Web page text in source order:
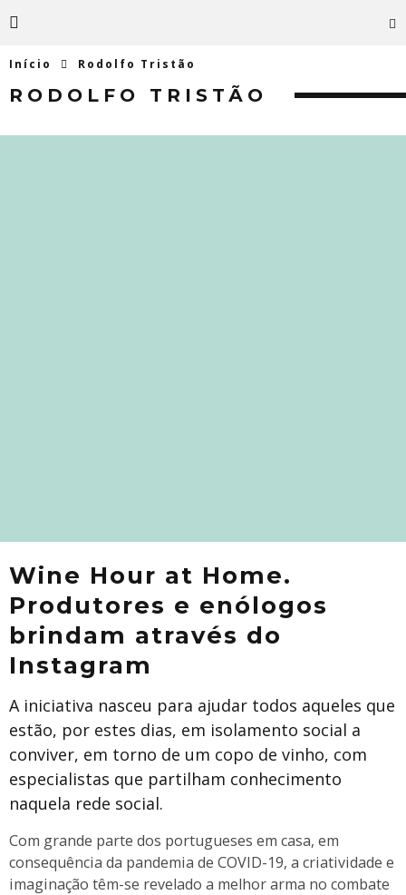
Início Rodolfo Tristão
RODOLFO TRISTÃO
Wine Hour at Home.
Produtores e enólogos
brindam através do
Instagram
A iniciativa nasceu para ajudar todos aqueles que
estão, por estes dias, em isolamento social a
conviver, em torno de um copo de vinho, com
especialistas que partilham conhecimento
naquela rede social.
Com grande parte dos portugueses em casa, em
consequência da pandemia de COVID-19, a criatividade e
imaginação têm-se revelado a melhor arma no combate